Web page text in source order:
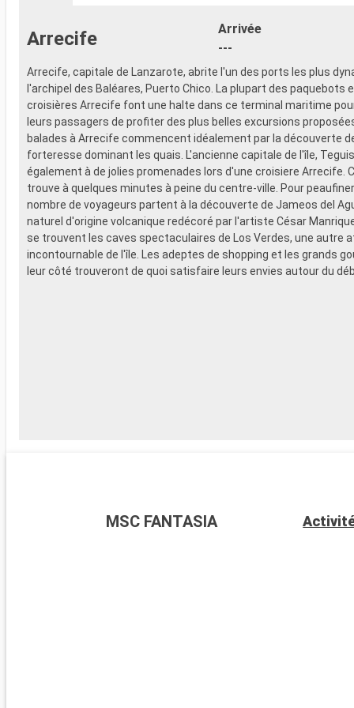
- Activités récréatives pour enfants
- Personnel qualifié multilingue
AUTRES PRIVILÈGES
- Points MSC Voyagers Club
SPORT ET
-
Broadway
- Espace
-
- Salle de
- Activités
adultes,
- Activités
SERVICES
- Personnel
AUTRES
- Points
Arrecife
Arrivée
---
Arrecife, capitale de Lanzarote, abrite l'un des ports les plus
l'archipel des Baléares, Puerto Chico. La plupart des paquebots
croisières Arrecife font une halte dans ce terminal maritime
leurs passagers de profiter des plus belles excursions
balades à Arrecife commencent idéalement par la découverte
forteresse dominant les quais. L'ancienne capitale de l'île,
également à de jolies promenades lors d'une croisiere Arrecife.
trouve à quelques minutes à peine du centre-ville. Pour
nombre de voyageurs partent à la découverte de Jameos del
naturel d'origine volcanique redécoré par l'artiste César
se trouvent les caves spectaculaires de Los Verdes, une autre
incontournable de l'île. Les adeptes de shopping et les grands
leur côté trouveront de quoi satisfaire leurs envies autour du
MSC FANTASIA